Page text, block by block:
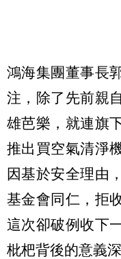
鴻海集團董事長
注，除了先前親
雄芭樂，就連旗
推出買空氣清淨
因基於安全理由
基金會同仁，拒
這次卻破例收下
枇杷背後的意義深